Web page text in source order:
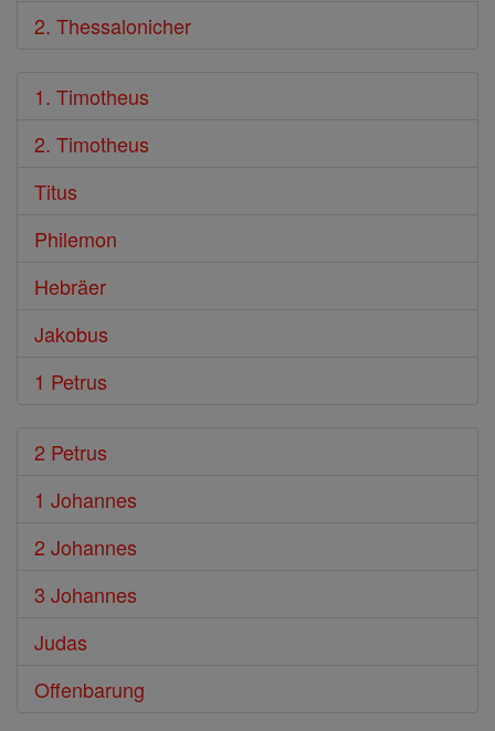
2. Thessalonicher
1. Timotheus
2. Timotheus
Titus
Philemon
Hebräer
Jakobus
1 Petrus
2 Petrus
1 Johannes
2 Johannes
3 Johannes
Judas
Offenbarung